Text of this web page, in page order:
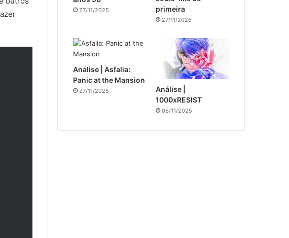
27/11/2025
primeira
27/11/2025
Análise | Asfalia:
Panic at the Mansion
27/11/2025
Análise |
1000xRESIST
06/11/2025